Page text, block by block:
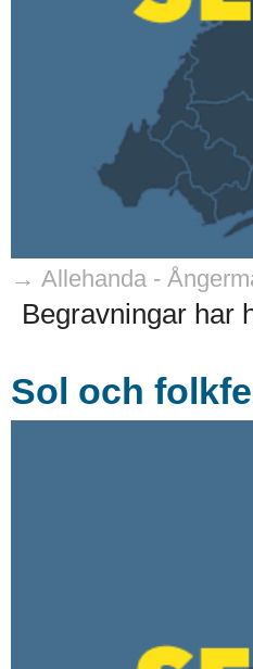
→ Allehanda -
Begravningar har
Sol och